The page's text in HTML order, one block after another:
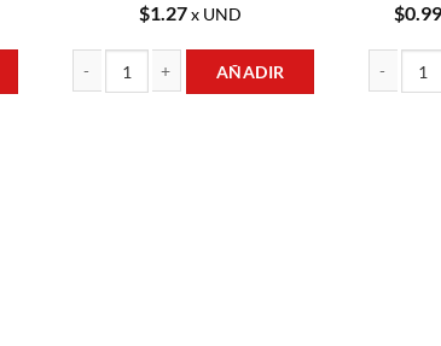
$1.27x UND
AÑADIR
$0.99